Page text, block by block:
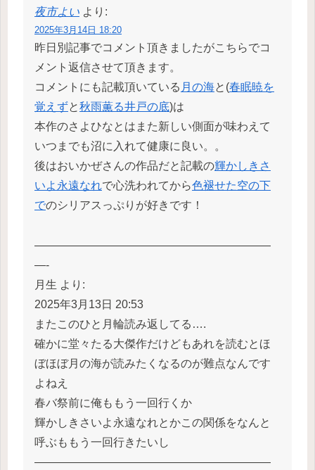
夜市よい より:
2025年3月14日 18:20
昨日別記事でコメント頂きましたがこちらでコ
メント返信させて頂きます。
コメントにも記載頂いている 月の海と(春眠暁を
覚えずと秋雨薫る井戸の底)は
本作のさよひなとはまた新しい側面が味わえて
いつまでも沼に入れて健康に良い。。
後はおいかぜさんの作品だと記載の輝かしきさ
いよ永遠なれで心洗われてから色褪せた空の下
でのシリアスっぷりが好きです！
—————————————————————
—-
月生 より:
2025年3月13日 20:53
またこのひと月輪読み返してる….
確かに堂々たる大傑作だけどもあれを読むとほ
ぼほぼ月の海が読みたくなるのが難点なんです
よねえ
春バ祭前に俺ももう一回行くか
輝かしきさいよ永遠なれとかこの関係をなんと
呼ぶももう一回行きたいし
—————————————————————